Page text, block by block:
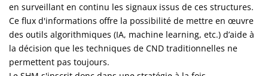
en surveillant en continu les signaux issus de ces structures.
Ce flux d'informations offre la possibilité de mettre en œuvre
des outils algorithmiques (IA, machine learning, etc.) d’aide à
la décision que les techniques de CND traditionnelles ne
permettent pas toujours.